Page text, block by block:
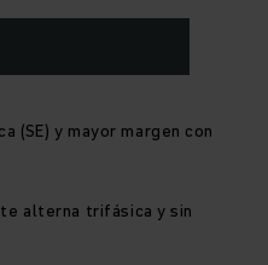
(SE) y mayor margen con
alterna trifásica y sin